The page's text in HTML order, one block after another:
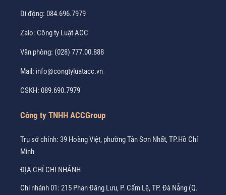
Di động: 084.696.7979
Zalo: Công ty Luật ACC
Văn phòng: (028) 777.00.888
Mail: info@congtyluatacc.vn
CSKH: 089.690.7979
Công ty TNHH ACCGroup
Trụ sở chính: 39 Hoàng Việt, phường Tân Sơn Nhất, TP.Hồ Chí
Minh
ĐỊA CHỈ CHI NHÁNH
Chi nhánh 01: 215 Phan Đăng Lưu, P. Cẩm Lệ, TP. Đà Nẵng (Q.